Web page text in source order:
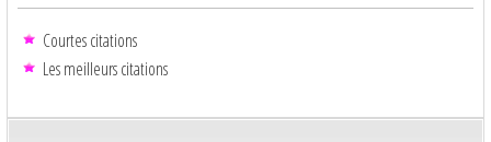
Courtes citations
Les meilleurs citations